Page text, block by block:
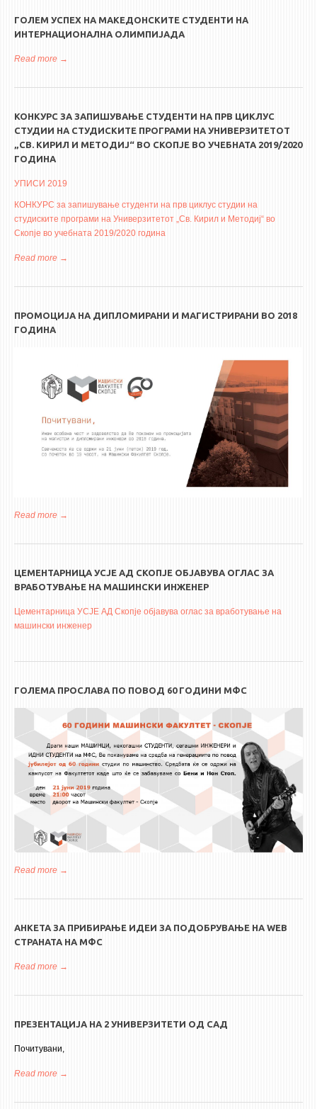
ГОЛЕМ УСПЕХ НА МАКЕДОНСКИТЕ СТУДЕНТИ НА
ИНТЕРНАЦИОНАЛНА ОЛИМПИЈАДА
Read more about ГОЛЕМ УСПЕХ НА МАКЕДОНСКИТЕ СТУДЕНТИ НА
КОНКУРС ЗА ЗАПИШУВАЊЕ СТУДЕНТИ НА ПРВ ЦИКЛУС
СТУДИИ НА СТУДИСКИТЕ ПРОГРАМИ НА УНИВЕРЗИТЕТОТ
„СВ. КИРИЛ И МЕТОДИЈ“ ВО СКОПЈЕ ВО УЧЕБНАТА 2019/2020
ГОДИНА
УПИСИ 2019
КОНКУРС за запишување студенти на прв циклус студии на
студиските програми на Универзитетот „Св. Кирил и Методиј“ во
Скопје во учебната 2019/2020 година
Read more about КОНКУРС за запишување студенти на прв циклус
Кирил и Методиј“ во Скопје во учебната 2019/2020 година
ПРОМОЦИЈА НА ДИПЛОМИРАНИ И МАГИСТРИРАНИ ВО 2018
ГОДИНА
Read more about Промоција на дипломирани и магистрирани во 2018
ЦЕМЕНТАРНИЦА УСЈЕ АД СКОПЈЕ ОБЈАВУВА ОГЛАС ЗА
ВРАБОТУВАЊЕ НА МАШИНСКИ ИНЖЕНЕР
Цементарница УСЈЕ АД Скопје објавува оглас за вработување на
машински инженер
ГОЛЕМА ПРОСЛАВА ПО ПОВОД 60 ГОДИНИ МФС
Read more about ГОЛЕМА ПРОСЛАВА ПО ПОВОД 60 ГОДИНИ МФС
АНКЕТА ЗА ПРИБИРАЊЕ ИДЕИ ЗА ПОДОБРУВАЊЕ НА WEB
СТРАНАТА НА МФС
Read more about Анкета за прибирање идеи за подобрување на web
ПРЕЗЕНТАЦИЈА НА 2 УНИВЕРЗИТЕТИ ОД САД
Почитувани,
Read more about Презентација на 2 универзитети од САД